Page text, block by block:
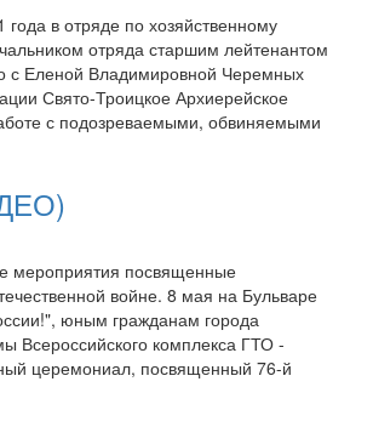
в отряде по хозяйственному
отряда старшим лейтенантом
с Еленой Владимировной Черемных
Свято-Троицкое Архиерейское
с подозреваемыми, обвиняемыми
мероприятия посвященные
войне. 8 мая на Бульваре
юным гражданам города
Всероссийского комплекса ГТО -
церемониал, посвященный 76-й